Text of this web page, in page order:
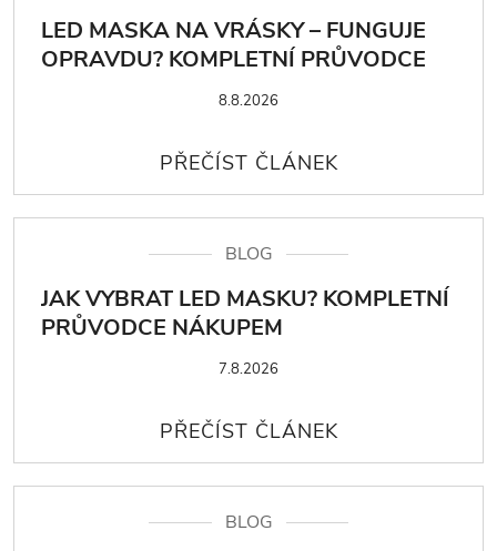
LED MASKA NA VRÁSKY – FUNGUJE
OPRAVDU? KOMPLETNÍ PRŮVODCE
8.8.2026
BLOG
JAK VYBRAT LED MASKU? KOMPLETNÍ
PRŮVODCE NÁKUPEM
7.8.2026
BLOG